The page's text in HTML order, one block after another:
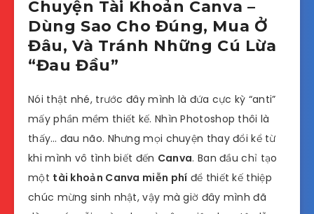
Chuyện Tài Khoản Canva –
Dùng Sao Cho Đúng, Mua Ở
Đâu, Và Tránh Những Cú Lừa
“Đau Đầu”
Nói thật nhé, trước đây mình là đứa cực kỳ “anti”
mấy phần mềm thiết kế. Nhìn Photoshop thôi là
thấy… đau não. Nhưng mọi chuyện thay đổi kể từ
khi mình vô tình biết đến Canva. Ban đầu chỉ tạo
một tài khoản Canva miễn phí để thiết kế thiệp
chúc mừng sinh nhật, vậy mà giờ đây mình đã